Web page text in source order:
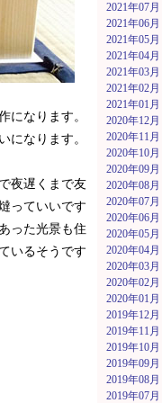
になります。
になります。
夜遅くまで友
っていいです
った光景も住
いるそうです
2021年07月
2021年06月
2021年05月
2021年04月
2021年03月
2021年02月
2021年01月
2020年12月
2020年11月
2020年10月
2020年09月
2020年08月
2020年07月
2020年06月
2020年05月
2020年04月
2020年03月
2020年02月
2020年01月
2019年12月
2019年11月
2019年10月
2019年09月
2019年08月
2019年07月